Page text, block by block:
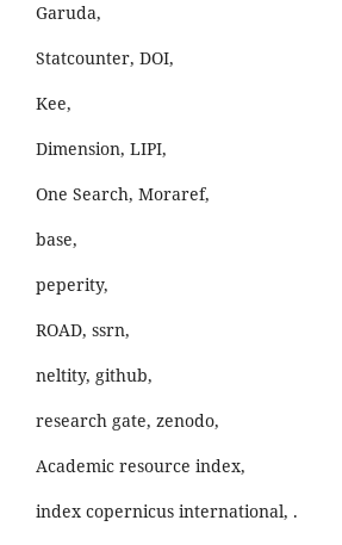
Garuda,
Statcounter, DOI,
Kee,
Dimension, LIPI,
One Search, Moraref,
base,
peperity,
ROAD, ssrn,
neltity, github,
research gate, zenodo,
Academic resource index,
index copernicus international, .